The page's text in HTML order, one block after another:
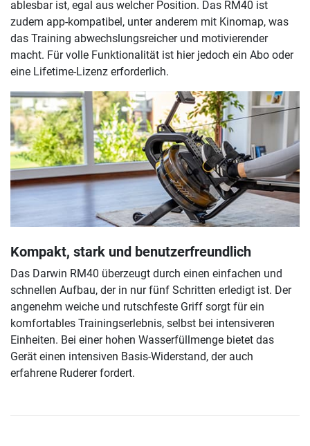
ablesbar ist, egal aus welcher Position. Das RM40 ist
zudem app-kompatibel, unter anderem mit Kinomap, was
das Training abwechslungsreicher und motivierender
macht. Für volle Funktionalität ist hier jedoch ein Abo oder
eine Lifetime-Lizenz erforderlich.
Kompakt, stark und benutzerfreundlich
Das Darwin RM40 überzeugt durch einen einfachen und
schnellen Aufbau, der in nur fünf Schritten erledigt ist. Der
angenehm weiche und rutschfeste Griff sorgt für ein
komfortables Trainingserlebnis, selbst bei intensiveren
Einheiten. Bei einer hohen Wasserfüllmenge bietet das
Gerät einen intensiven Basis-Widerstand, der auch
erfahrene Ruderer fordert.